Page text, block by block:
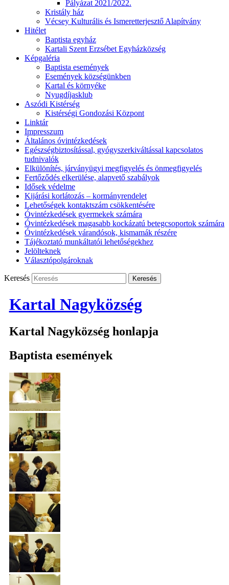
Pályázat 2021/2022.
Kristály ház
Vécsey Kulturális és Ismeretterjesztő Alapítvány
Hitélet
Baptista egyház
Kartali Szent Erzsébet Egyházközség
Képgaléria
Baptista események
Események községünkben
Kartal és környéke
Nyugdíjasklub
Aszódi Kistérség
Kistérségi Gondozási Központ
Linktár
Impresszum
Általános óvintézkedések
Egészségbiztosítással, gyógyszerkiváltással kapcsolatos
tudnivalók
Elkülönítés, járványügyi megfigyelés és önmegfigyelés
Fertőződés elkerülése, alapvető szabályok
Idősek védelme
Kijárási korlátozás – kormányrendelet
Lehetőségek kontaktszám csökkentésére
Óvintézkedések gyermekek számára
Óvintézkedések magasabb kockázatú betegcsoportok számára
Óvintézkedések várandósok, kismamák részére
Tájékoztató munkáltatói lehetőségekhez
Jelölteknek
Választópolgároknak
Keresés
Kartal Nagyközség
Kartal Nagyközség honlapja
Baptista események